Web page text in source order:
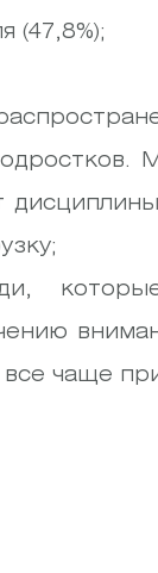
(47,8%);
чаще